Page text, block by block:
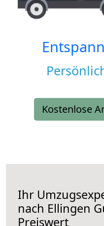
Kostenlose
Ihr
nach Ellingen
Preiswert